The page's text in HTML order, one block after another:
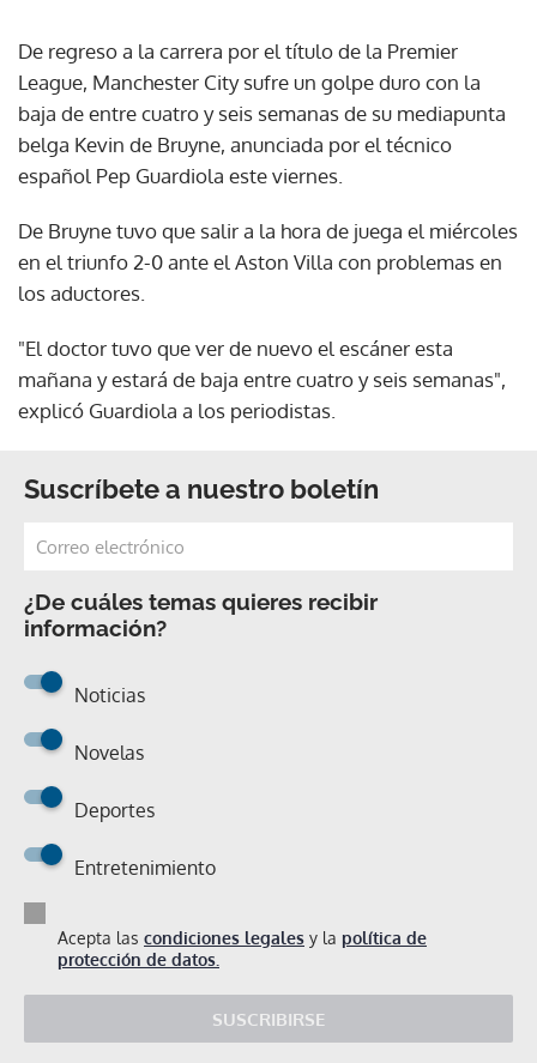
De regreso a la carrera por el título de la Premier
League, Manchester City sufre un golpe duro con la
baja de entre cuatro y seis semanas de su mediapunta
belga Kevin de Bruyne, anunciada por el técnico
español Pep Guardiola este viernes.
De Bruyne tuvo que salir a la hora de juega el miércoles
en el triunfo 2-0 ante el Aston Villa con problemas en
los aductores.
"El doctor tuvo que ver de nuevo el escáner esta
mañana y estará de baja entre cuatro y seis semanas",
explicó Guardiola a los periodistas.
Suscríbete a nuestro boletín
¿De cuáles temas quieres recibir
información?
Noticias
Novelas
Deportes
Entretenimiento
Acepta las condiciones legales y la política de
protección de datos.
SUSCRIBIRSE